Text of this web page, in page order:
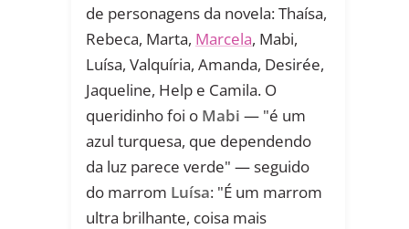
de personagens da novela: Thaísa,
Rebeca, Marta, Marcela, Mabi,
Luísa, Valquíria, Amanda, Desirée,
Jaqueline, Help e Camila. O
queridinho foi o Mabi — "é um
azul turquesa, que dependendo
da luz parece verde" — seguido
do marrom Luísa: "É um marrom
ultra brilhante, coisa mais